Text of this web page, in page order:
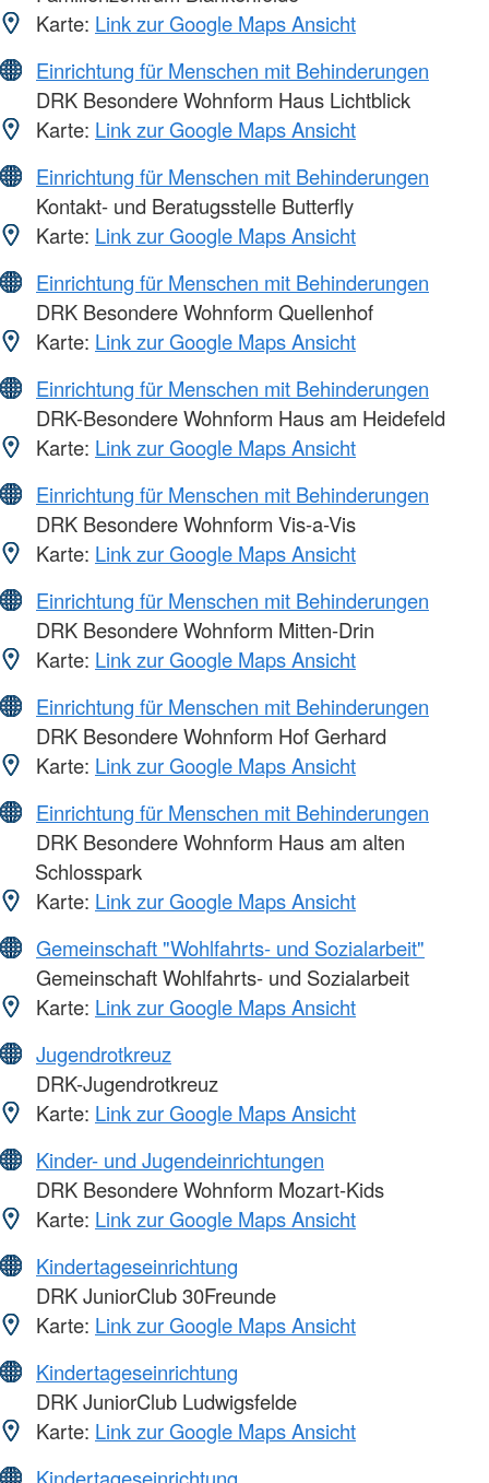
Karte: Link zur Google Maps Ansicht
Einrichtung für Menschen mit Behinderungen
DRK Besondere Wohnform Haus Lichtblick
Karte: Link zur Google Maps Ansicht
Einrichtung für Menschen mit Behinderungen
Kontakt- und Beratugsstelle Butterfly
Karte: Link zur Google Maps Ansicht
Einrichtung für Menschen mit Behinderungen
DRK Besondere Wohnform Quellenhof
Karte: Link zur Google Maps Ansicht
Einrichtung für Menschen mit Behinderungen
DRK-Besondere Wohnform Haus am Heidefeld
Karte: Link zur Google Maps Ansicht
Einrichtung für Menschen mit Behinderungen
DRK Besondere Wohnform Vis-a-Vis
Karte: Link zur Google Maps Ansicht
Einrichtung für Menschen mit Behinderungen
DRK Besondere Wohnform Mitten-Drin
Karte: Link zur Google Maps Ansicht
Einrichtung für Menschen mit Behinderungen
DRK Besondere Wohnform Hof Gerhard
Karte: Link zur Google Maps Ansicht
Einrichtung für Menschen mit Behinderungen
DRK Besondere Wohnform Haus am alten
Schlosspark
Karte: Link zur Google Maps Ansicht
Gemeinschaft "Wohlfahrts- und Sozialarbeit"
Gemeinschaft Wohlfahrts- und Sozialarbeit
Karte: Link zur Google Maps Ansicht
Jugendrotkreuz
DRK-Jugendrotkreuz
Karte: Link zur Google Maps Ansicht
Kinder- und Jugendeinrichtungen
DRK Besondere Wohnform Mozart-Kids
Karte: Link zur Google Maps Ansicht
Kindertageseinrichtung
DRK JuniorClub 30Freunde
Karte: Link zur Google Maps Ansicht
Kindertageseinrichtung
DRK JuniorClub Ludwigsfelde
Karte: Link zur Google Maps Ansicht